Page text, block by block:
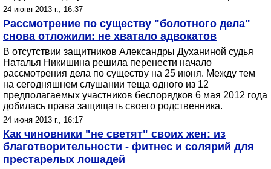
24 июня 2013 г., 16:37
Рассмотрение по существу "болотного дела"
снова отложили: не хватало адвокатов
В отсутствии защитников Александры Духаниной судья
Наталья Никишина решила перенести начало
рассмотрения дела по существу на 25 июня. Между тем
на сегодняшнем слушании теща одного из 12
предполагаемых участников беспорядков 6 мая 2012 года
добилась права защищать своего родственника.
24 июня 2013 г., 16:17
Как чиновники "не светят" своих жен: из
благотворительности - фитнес и солярий для
престарелых лошадей